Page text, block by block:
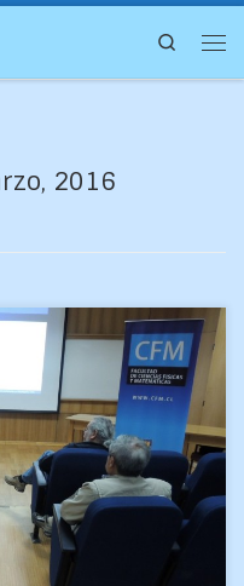
Search
2016
las defensas de
alumnos Carolina Medel
quienes […]